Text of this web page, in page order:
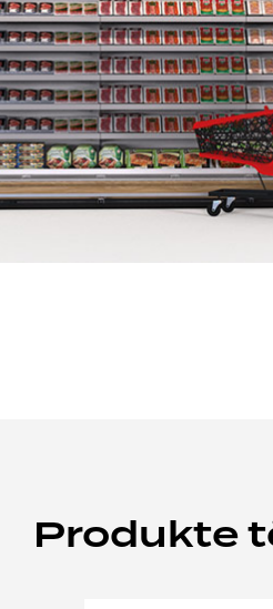
Produkte